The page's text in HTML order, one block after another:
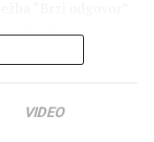
padobranskih
vojni saobraćaj
VIDEO